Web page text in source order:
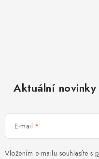
Aktuální
E-mail
Vložením e-mailu souhlasíte s